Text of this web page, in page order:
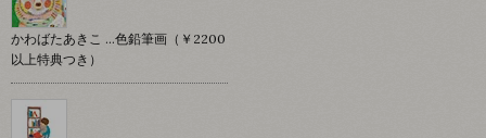
かわばたあきこ …色鉛筆画（￥2200
以上特典つき）